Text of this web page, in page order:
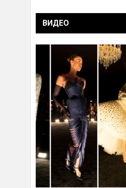
ВИДЕО